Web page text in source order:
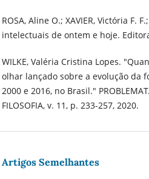
ROSA, Aline O.; XAVIER, Victória F.
intelectuais de ontem e hoje.
WILKE, Valéria Cristina Lopes.
olhar lançado sobre a evolução da
2000 e 2016, no Brasil."
FILOSOFIA, v. 11, p. 233-257, 2020.
Artigos Semelhantes